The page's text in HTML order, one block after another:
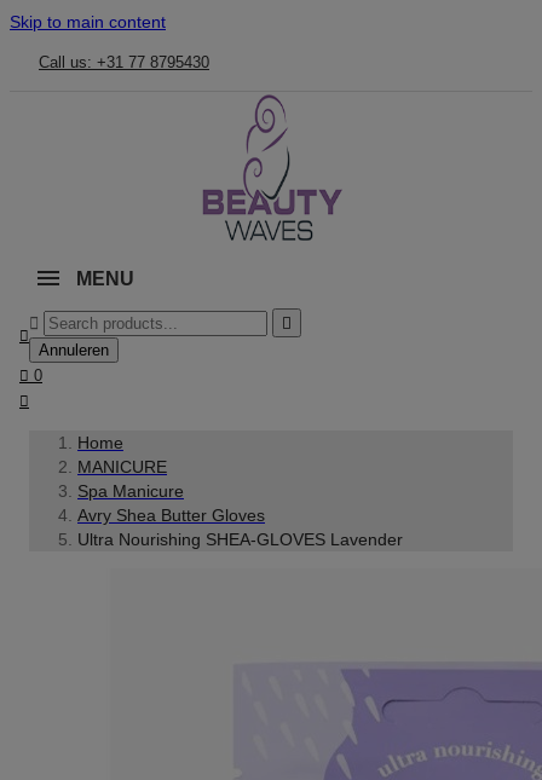
Skip to main content
Call us: +31 77 8795430
MENU



Annuleren
 0

Home
MANICURE
Spa Manicure
Avry Shea Butter Gloves
Ultra Nourishing SHEA-GLOVES Lavender